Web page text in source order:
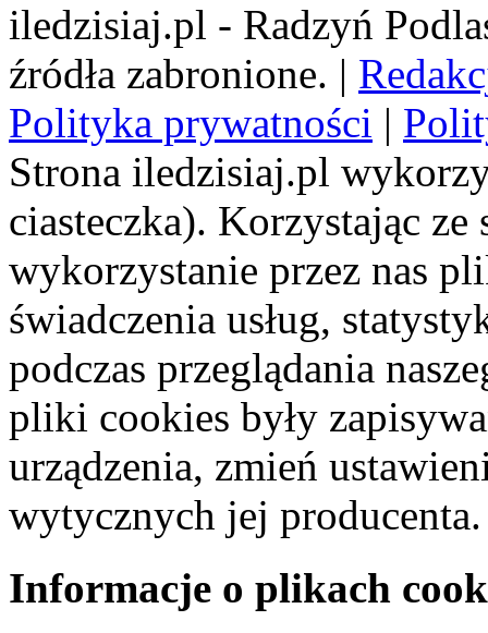
iledzisiaj.pl - Radzyń
źródła zabronione. |
Polityka prywatności |
Strona iledzisiaj.pl
ciasteczka). Korzystając
wykorzystanie przez nas
świadczenia usług,
podczas przeglądania
pliki cookies były
urządzenia, zmień
wytycznych jej producenta.
Informacje o plikach